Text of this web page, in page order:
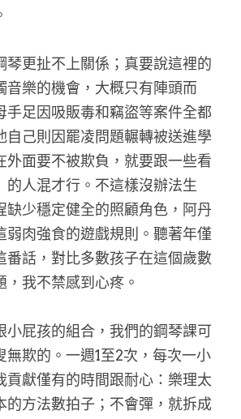
琴更扯不上關係；真要說這裡的
音樂的機會，大概只有陣頭而
手足因吸販毒和竊盜等案件全都
自己則因罷凌問題輾轉被送進學
外面要不被欺負，就要跟一些看
的人混才行。不這樣沒辦法生
缺少穩定健全的照顧角色，阿丹
弱肉強食的遊戲規則。聽著年僅
番話，對比多數孩子在這個歲數
，我不禁感到心疼。
小屁孩的組合，我們的鋼琴課可
無欺的。一週1至2次，每次一小
貢獻僅有的時間跟耐心：樂理太
的方法數拍子；不會彈，就拆成